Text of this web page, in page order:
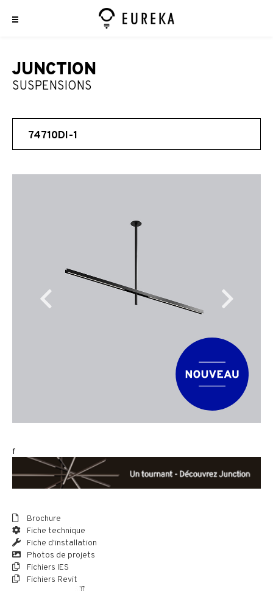
JUNCTION
SUSPENSIONS
74710DI-1
f
Brochure
Fiche technique
Fiche d'installation
Photos de projets
Fichiers IES
Fichiers Revit